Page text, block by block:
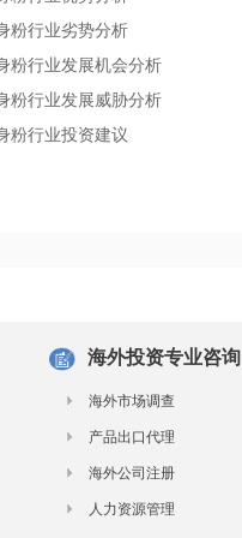
粉行业劣势分析
粉行业发展机会分析
粉行业发展威胁分析
粉行业投资建议
海外投资专业咨询
海外市场调查
产品出口代理
海外公司注册
人力资源管理